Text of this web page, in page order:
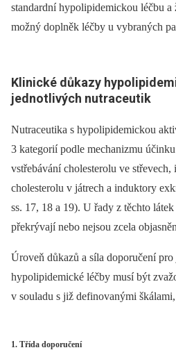
standardní hypolipidemickou léčbu
možný doplněk léčby u vybraných
Klinické důkazy
jednotlivých nutraceutik
Nutraceutika s hypolipidemickou
3 kategorií podle mechanizmu
vstřebávání cholesterolu ve
cholesterolu v játrech a induktory
ss. 17, 18 a 19). U řady z těchto
překrývají nebo nejsou zcela
Úroveň důkazů a síla doporučení
hypolipidemické léčby musí být
v souladu s již definovanými
1. Třída doporučení